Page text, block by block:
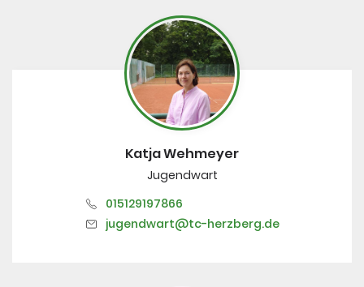
Katja Wehmeyer
Jugendwart
015129197866
jugendwart@tc-herzberg.de